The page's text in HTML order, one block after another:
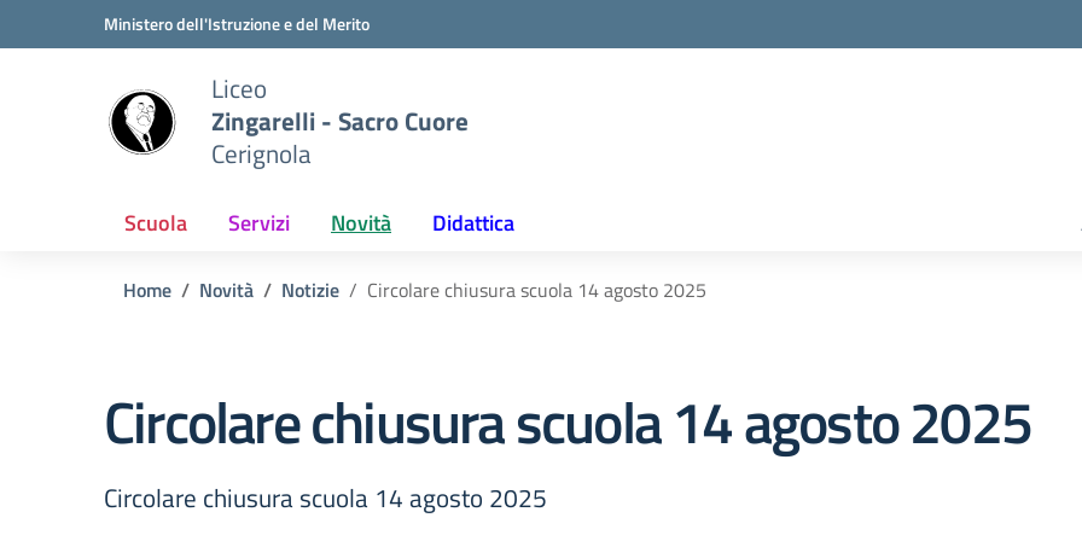
Vai ai contenuti
Vai al menu di navigazioneMinistero dell'Istruzione e del Merito
Liceo
Zingarelli - Sacro Cuore
Cerignola
Scuola Servizi Novità Didattica
Home Novità Notizie Circolare chiusura scuola 14 agosto 2025
Circolare chiusura scuola 14 agosto 2025
Circolare chiusura scuola 14 agosto 2025